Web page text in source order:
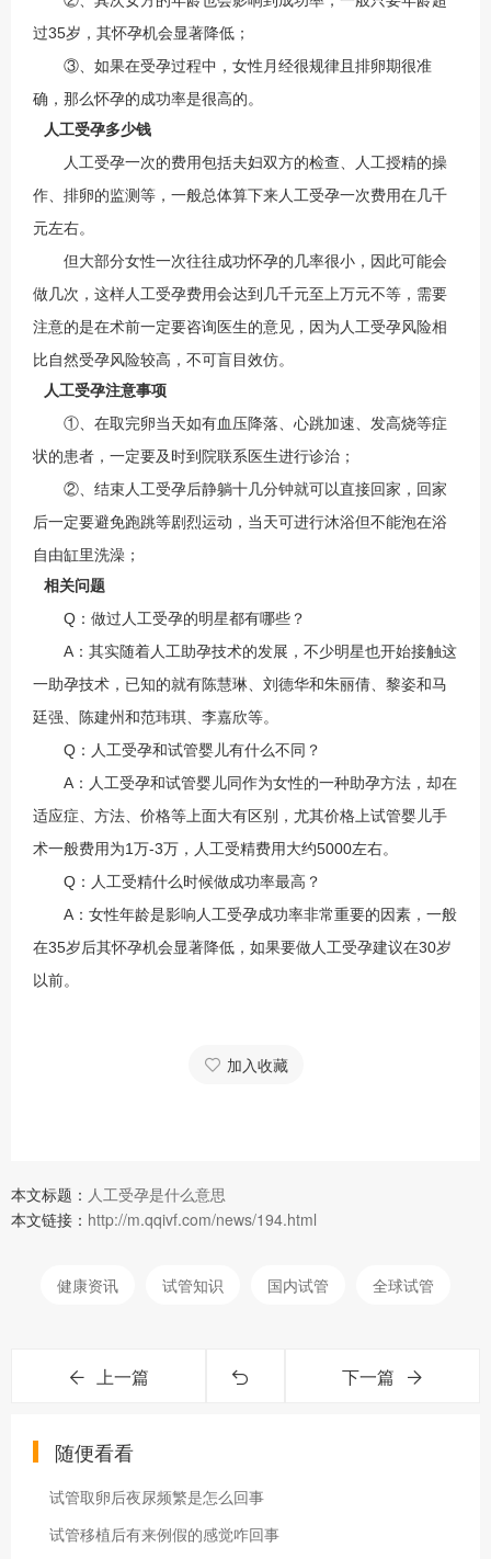
过35岁，其怀孕机会显著降低；
③、如果在受孕过程中，女性月经很规律且排卵期很准
确，那么怀孕的成功率是很高的。
人工受孕多少钱
人工受孕一次的费用包括夫妇双方的检查、人工授精的操
作、排卵的监测等，一般总体算下来人工受孕一次费用在几千
元左右。
但大部分女性一次往往成功怀孕的几率很小，因此可能会
做几次，这样人工受孕费用会达到几千元至上万元不等，需要
注意的是在术前一定要咨询医生的意见，因为人工受孕风险相
比自然受孕风险较高，不可盲目效仿。
人工受孕注意事项
①、在取完卵当天如有血压降落、心跳加速、发高烧等症
状的患者，一定要及时到院联系医生进行诊治；
②、结束人工受孕后静躺十几分钟就可以直接回家，回家
后一定要避免跑跳等剧烈运动，当天可进行沐浴但不能泡在浴
自由缸里洗澡；
相关问题
Q：做过人工受孕的明星都有哪些？
A：其实随着人工助孕技术的发展，不少明星也开始接触这
一助孕技术，已知的就有陈慧琳、刘德华和朱丽倩、黎姿和马
廷强、陈建州和范玮琪、李嘉欣等。
Q：人工受孕和试管婴儿有什么不同？
A：人工受孕和试管婴儿同作为女性的一种助孕方法，却在
适应症、方法、价格等上面大有区别，尤其价格上试管婴儿手
术一般费用为1万-3万，人工受精费用大约5000左右。
Q：人工受精什么时候做成功率最高？
A：女性年龄是影响人工受孕成功率非常重要的因素，一般
在35岁后其怀孕机会显著降低，如果要做人工受孕建议在30岁
以前。
加入收藏
本文标题： 人工受孕是什么意思
本文链接： http://m.qqivf.com/news/194.html
健康资讯 试管知识 国内试管 全球试管
上一篇 下一篇
随便看看
试管取卵后夜尿频繁是怎么回事
试管移植后有来例假的感觉咋回事